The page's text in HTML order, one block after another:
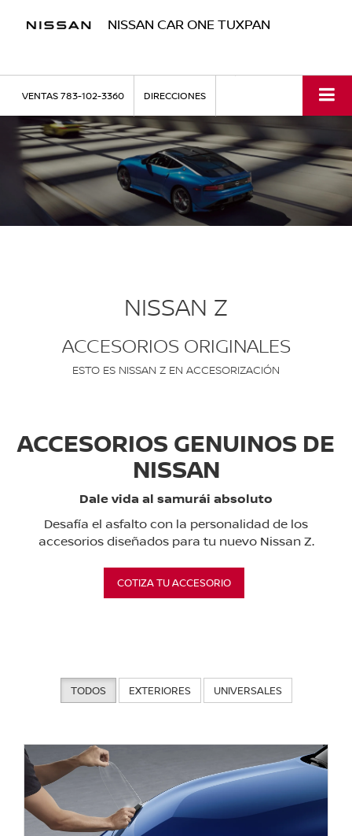
NISSAN CAR ONE TUXPAN
VENTAS783-102-3360 DIRECCIONES
NISSAN Z
ACCESORIOS ORIGINALES
ESTO ES NISSAN Z EN ACCESORIZACIÓN
ACCESORIOS GENUINOS DE
NISSAN
Dale vida al samurái absoluto
Desafía el asfalto con la personalidad de los
accesorios diseñados para tu nuevo Nissan Z.
COTIZA TU ACCESORIO
TODOS EXTERIORES UNIVERSALES